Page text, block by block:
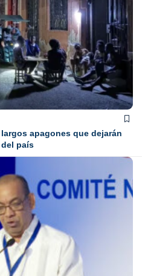
apagones que dejarán
país